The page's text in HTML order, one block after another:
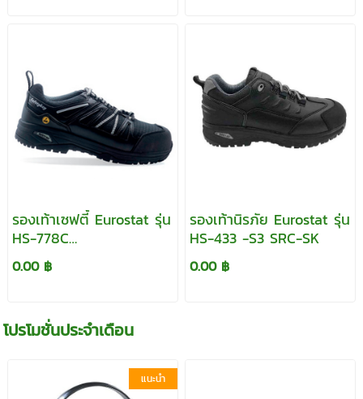
รองเท้าเซฟตี้ Eurostat รุ่น
HS-778C
S1PLSRFOHRO-SK
0.00 ฿
รองเท้านิรภัย Eurostat รุ่น
HS-433 -S3 SRC-SK
0.00 ฿
โปรโมชั่นประจำเดือน
แนะนำ